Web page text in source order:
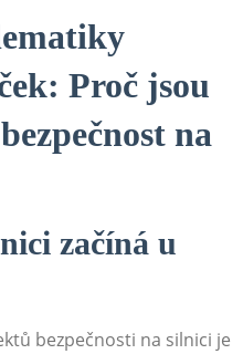
Proč jsou
na
začíná u
bezpečnosti na silnici je